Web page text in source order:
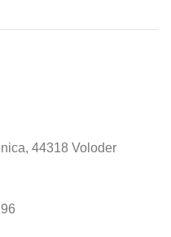
44318 Voloder